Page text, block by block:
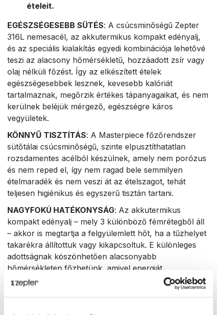
ételeit.
EGÉSZSÉGESEBB SÜTÉS: A csúcsminőségű Zepter
316L nemesacél, az akkutermikus kompakt edényalj,
és az speciális kialakítás egyedi kombinációja lehetővé
teszi az alacsony hőmérsékletű, hozzáadott zsír vagy
olaj nélküli főzést. Így az elkészített ételek
egészségesebbek lesznek, kevesebb kalóriát
tartalmaznak, megőrzik értékes tápanyagaikat, és nem
kerülnek beléjük mérgező, egészségre káros
vegyületek.
KÖNNYŰ TISZTÍTÁS: A Masterpiece főzőrendszer
sütőtálai csúcsminőségű, szinte elpusztíthatatlan
rozsdamentes acélból készülnek, amely nem porózus
és nem reped el, így nem ragad bele semmilyen
ételmaradék és nem veszi át az ételszagot, tehát
teljesen higiénikus és egyszerű tisztán tartani.
NAGYFOKÚ HATÉKONYSÁG: Az akkutermikus
kompakt edényalj – mely 3 különböző fémrétegből áll
– akkor is megtartja a felgyülemlett hőt, ha a tűzhelyet
takarékra állítottuk vagy kikapcsoltuk. E különleges
adottságnak köszönhetően alacsonyabb
hőmérsékleten főzhetünk, amivel energiát
takaríthatunk meg, ráadásul az ételek értékes tápanyai
is megmaradnak. Az akkutermikus kompakt edényalj